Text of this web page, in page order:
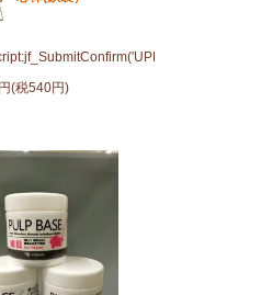
(税540円)